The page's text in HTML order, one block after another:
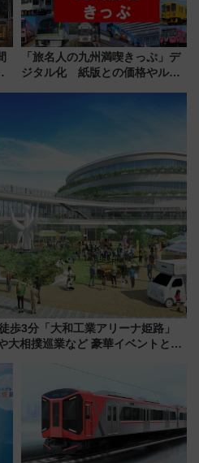
「旅名人の九州満喫きっぷ」デ
ジタル化 紙版との価格やルー
歩3分「大和工業アリーナ姫路」
相撲巡業など 豪華イベントとア